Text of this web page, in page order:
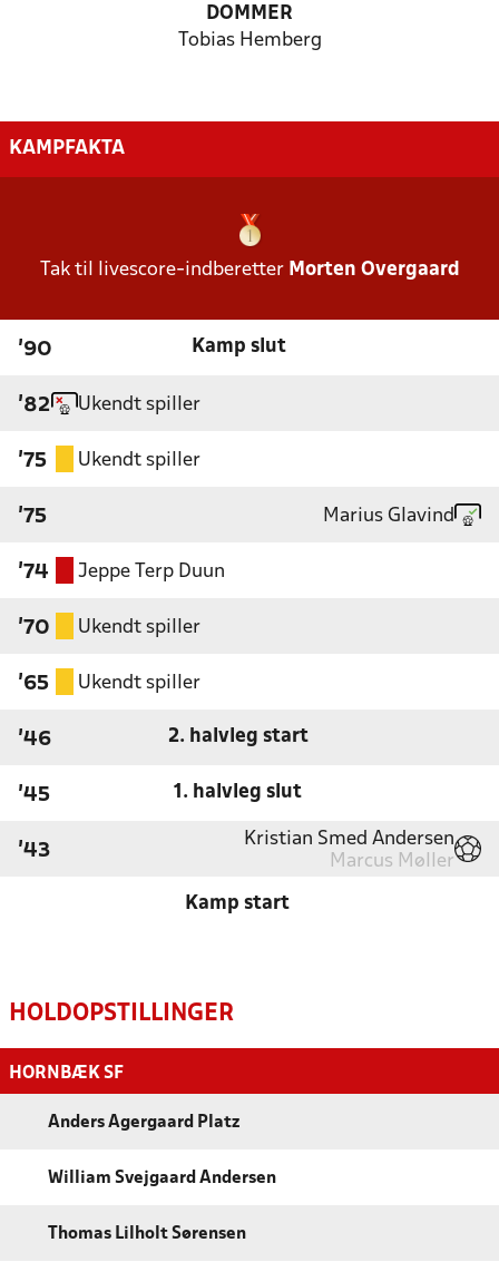
DOMMER
Tobias Hemberg
KAMPFAKTA
Tak til livescore-indberetter Morten Overgaard
'90 Kamp slut
'82 Ukendt spiller
'75 Ukendt spiller
'75 Marius Glavind
'74 Jeppe Terp Duun
'70 Ukendt spiller
'65 Ukendt spiller
'46 2. halvleg start
'45 1. halvleg slut
'43
Kristian Smed Andersen
Marcus Møller
Kamp start
HOLDOPSTILLINGER
HORNBÆK SF
Anders Agergaard Platz
William Svejgaard Andersen
Thomas Lilholt Sørensen